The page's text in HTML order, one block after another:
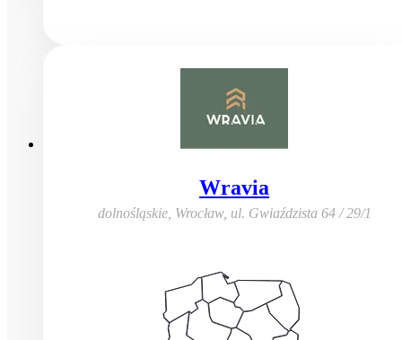
Wravia
dolnośląskie, Wrocław, ul. Gwiaździsta 64 / 29/1